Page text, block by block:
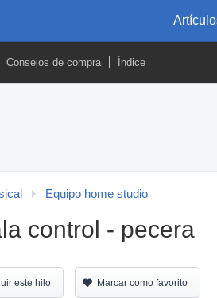
Consejos de compra Índice
Equipo home studio
control - pecera
este hilo Marcar como favorito